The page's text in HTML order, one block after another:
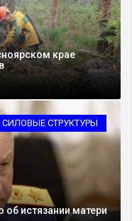
крае
СИЛОВЫЕ СТРУКТУРЫ
об истязании матери